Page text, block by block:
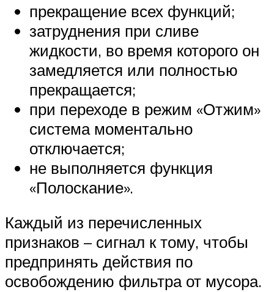
прекращение всех функций;
затруднения при сливе
жидкости, во время которого он
замедляется или полностью
прекращается;
при переходе в режим «Отжим»
система моментально
отключается;
не выполняется функция
«Полоскание».
Каждый из перечисленных
признаков – сигнал к тому, чтобы
предпринять действия по
освобождению фильтра от мусора.